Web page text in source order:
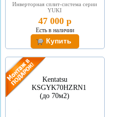
Инверторная сплит-система серии
YUKI
47 000 р
Есть в наличии
Kentatsu
KSGYK70HZRN1
(до 70м2)